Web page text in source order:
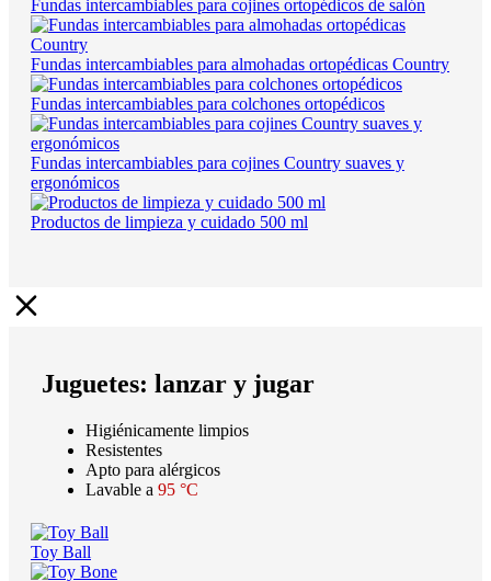
Fundas intercambiables para cojines ortopédicos de salón
Fundas intercambiables para almohadas ortopédicas Country
Fundas intercambiables para colchones ortopédicos
Fundas intercambiables para cojines Country suaves y
ergonómicos
Productos de limpieza y cuidado 500 ml
Juguetes: lanzar y jugar
Higiénicamente limpios
Resistentes
Apto para alérgicos
Lavable a 95 °C
Toy Ball